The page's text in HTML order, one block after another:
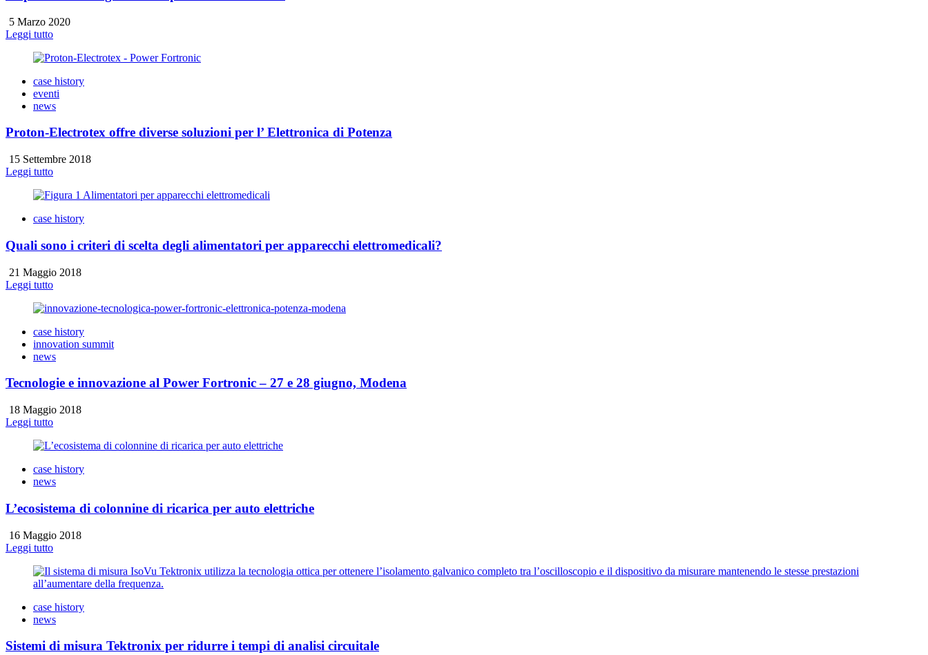
5 Marzo 2020
Leggi tutto
case history
eventi
news
Proton-Electrotex offre diverse soluzioni per l’ Elettronica di Potenza
15 Settembre 2018
Leggi tutto
case history
Quali sono i criteri di scelta degli alimentatori per apparecchi elettromedicali?
21 Maggio 2018
Leggi tutto
case history
innovation summit
news
Tecnologie e innovazione al Power Fortronic – 27 e 28 giugno, Modena
18 Maggio 2018
Leggi tutto
case history
news
L’ecosistema di colonnine di ricarica per auto elettriche
16 Maggio 2018
Leggi tutto
case history
news
Sistemi di misura Tektronix per ridurre i tempi di analisi circuitale